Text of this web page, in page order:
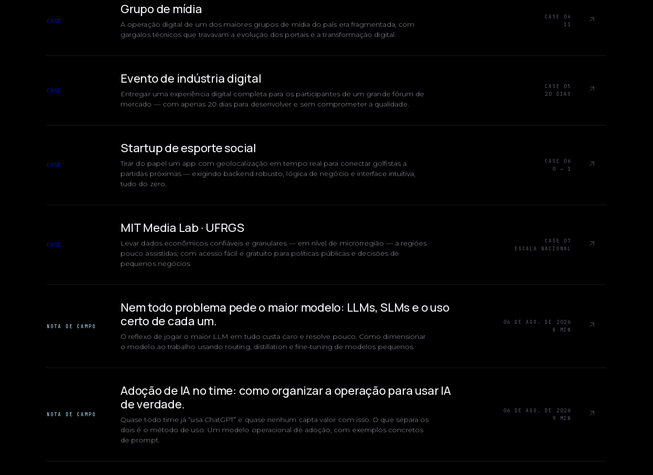
CASE
Grupo de mídia
A operação digital de um dos maiores grupos de mídia do país era fragmentada, com
gargalos técnicos que travavam a evolução dos portais e a transformação digital.
CASE 04
11
CASE
Evento de indústria digital
Entregar uma experiência digital completa para os participantes de um grande fórum de
mercado — com apenas 20 dias para desenvolver e sem comprometer a qualidade.
CASE 05
20 DIAS
CASE
Startup de esporte social
Tirar do papel um app com geolocalização em tempo real para conectar golfistas a
partidas próximas — exigindo backend robusto, lógica de negócio e interface intuitiva,
tudo do zero.
CASE 06
0 → 1
CASE
MIT Media Lab · UFRGS
Levar dados econômicos confiáveis e granulares — em nível de microrregião — a regiões
pouco assistidas, com acesso fácil e gratuito para políticas públicas e decisões de
pequenos negócios.
CASE 07
ESCALA NACIONAL
NOTA DE CAMPO
Nem todo problema pede o maior modelo: LLMs, SLMs e o uso
certo de cada um.
O reflexo de jogar o maior LLM em tudo custa caro e resolve pouco. Como dimensionar
o modelo ao trabalho usando routing, distillation e fine-tuning de modelos pequenos.
06 DE AGO. DE 2026
8 MIN
NOTA DE CAMPO
Adoção de IA no time: como organizar a operação para usar IA
de verdade.
Quase todo time já “usa ChatGPT” e quase nenhum capta valor com isso. O que separa os
dois é o método de uso. Um modelo operacional de adoção, com exemplos concretos
de prompt.
06 DE AGO. DE 2026
9 MIN